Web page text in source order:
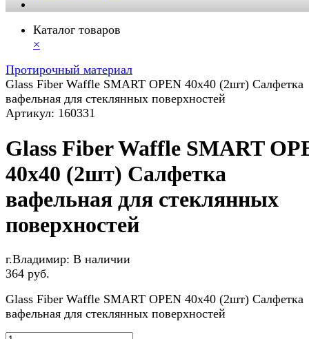
Каталог товаров
×
Протирочный материал
Glass Fiber Waffle SMART OPEN 40х40 (2шт) Салфетка
вафельная для стеклянных поверхностей
Артикул: 160331
Glass Fiber Waffle SMART
40х40 (2шт) Салфетка
вафельная для стеклянных
поверхностей
г.Владимир: В наличии
364 руб.
Glass Fiber Waffle SMART OPEN 40х40 (2шт) Салфетка
вафельная для стеклянных поверхностей